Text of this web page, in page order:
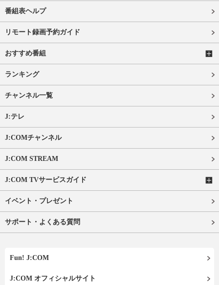
番組表ヘルプ
リモート録画予約ガイド
おすすめ番組
ランキング
チャンネル一覧
J:テレ
J:COMチャンネル
J:COM STREAM
J:COM TVサービスガイド
イベント・プレゼント
サポート・よくある質問
Fun! J:COM
J:COM オフィシャルサイト